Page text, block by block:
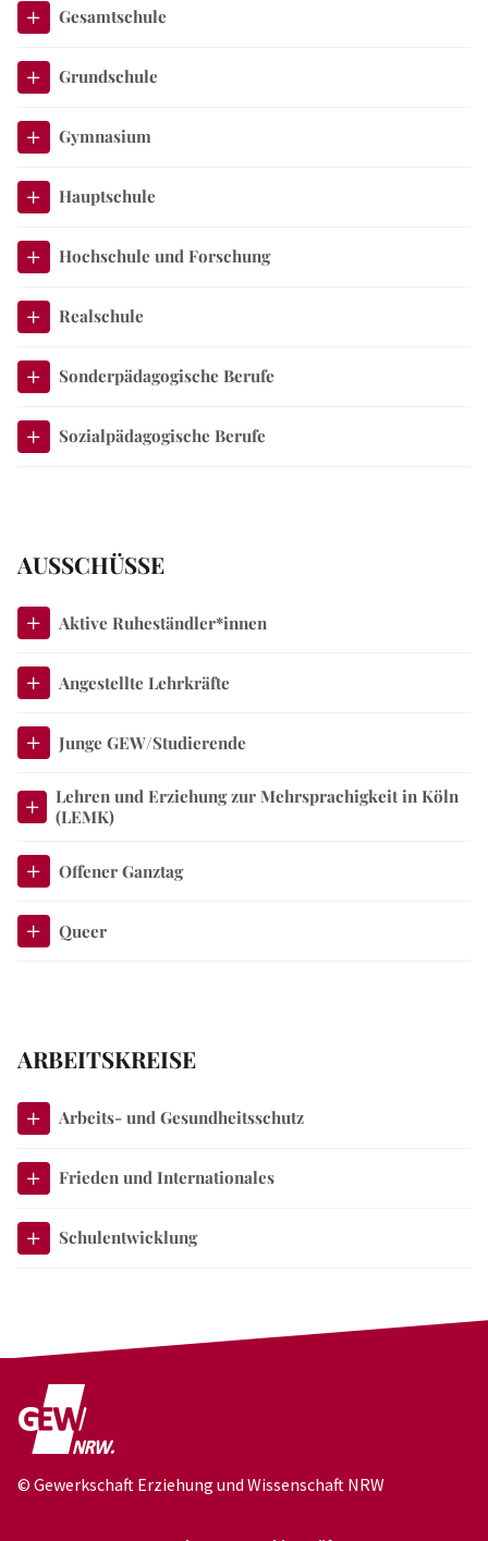
Gesamtschule
Grundschule
Gymnasium
Hauptschule
Hochschule und Forschung
Realschule
Sonderpädagogische Berufe
Sozialpädagogische Berufe
AUSSCHÜSSE
Aktive Ruheständler*innen
Angestellte Lehrkräfte
Junge GEW/Studierende
Lehren und Erziehung zur Mehrsprachigkeit in Köln
(LEMK)
Offener Ganztag
Queer
ARBEITSKREISE
Arbeits- und Gesundheitsschutz
Frieden und Internationales
Schulentwicklung
© Gewerkschaft Erziehung und Wissenschaft NRW